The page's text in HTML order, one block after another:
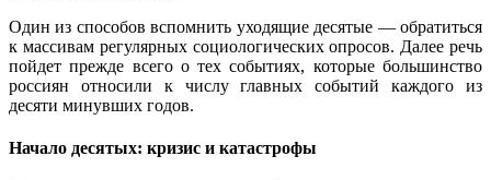
Один из способов вспомнить уходящие десятые — обратиться
к массивам регулярных социологических опросов. Далее речь
пойдет прежде всего о тех событиях, которые большинство
россиян относили к числу главных событий каждого из
десяти минувших годов.
Начало десятых: кризис и катастрофы